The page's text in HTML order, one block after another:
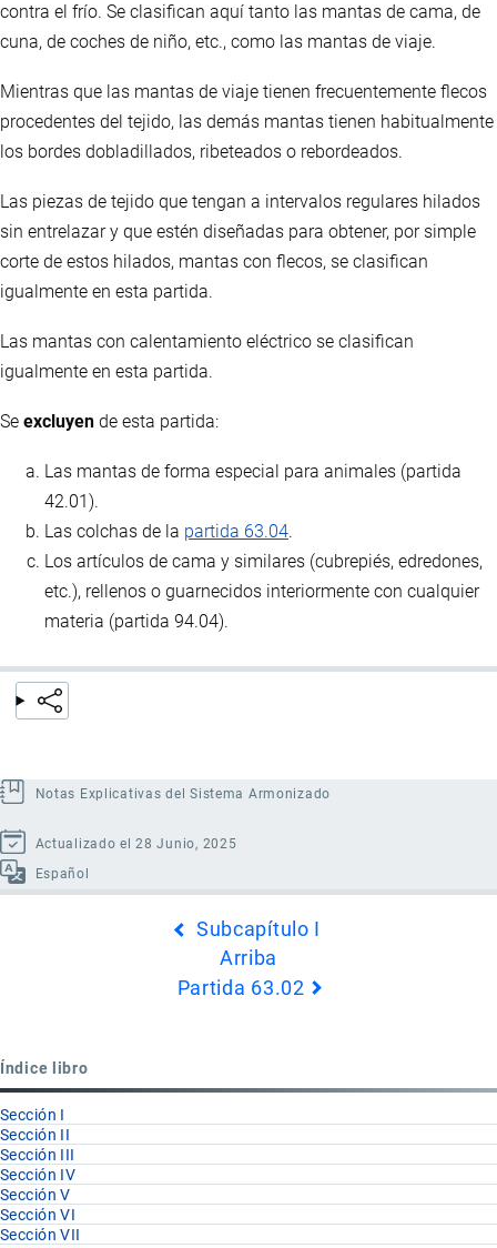
contra el frío. Se clasifican aquí tanto las mantas de cama, de
cuna, de coches de niño, etc., como las mantas de viaje.
Mientras que las mantas de viaje tienen frecuentemente flecos
procedentes del tejido, las demás mantas tienen habitualmente
los bordes dobladillados, ribeteados o rebordeados.
Las piezas de tejido que tengan a intervalos regulares hilados
sin entrelazar y que estén diseñadas para obtener, por simple
corte de estos hilados, mantas con flecos, se clasifican
igualmente en esta partida.
Las mantas con calentamiento eléctrico se clasifican
igualmente en esta partida.
Se excluyen de esta partida:
Las mantas de forma especial para animales (partida
42.01).
Las colchas de la partida 63.04.
Los artículos de cama y similares (cubrepiés, edredones,
etc.), rellenos o guarnecidos interiormente con cualquier
materia (partida 94.04).
Notas Explicativas del Sistema Armonizado
Actualizado el 28 Junio, 2025
Español
Subcapítulo I
Arriba
Partida 63.02
Índice libro
Sección I
Sección II
Sección III
Sección IV
Sección V
Sección VI
Sección VII